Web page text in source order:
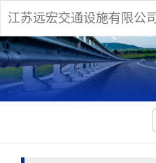
江苏远宏交通设施有限公司